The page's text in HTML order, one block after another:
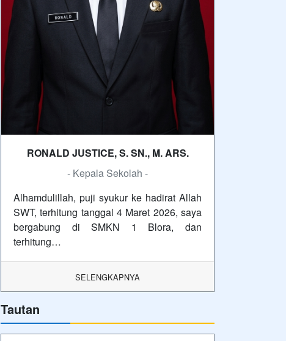
RONALD JUSTICE, S. SN., M. ARS.
- Kepala Sekolah -
Alhamdulillah, puji syukur ke hadirat Allah
SWT, terhitung tanggal 4 Maret 2026, saya
bergabung di SMKN 1 Blora, dan
terhitung…
SELENGKAPNYA
Tautan